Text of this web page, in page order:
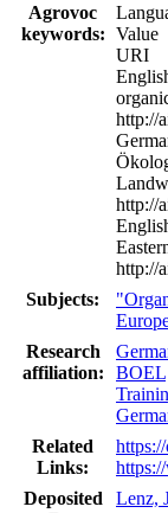
Agrovoc
keywords: Value
URI
http://
http://
http://
Subjects:
Research
affiliation:
BOEL
Related
Links:
Deposited
Lenz,